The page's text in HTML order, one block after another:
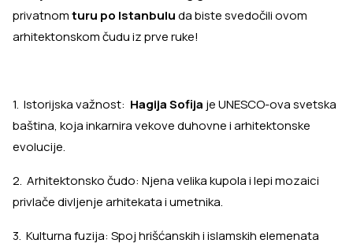
privatnomturu po Istanbuluda biste svedočili ovom
arhitektonskom čudu iz prve ruke!
1. Istorijska važnost: Hagija Sofija je UNESCO-ova svetska
baština, koja inkarnira vekove duhovne i arhitektonske
evolucije.
2. Arhitektonsko čudo: Njena velika kupola i lepi mozaici
privlače divljenje arhitekata i umetnika.
3. Kulturna fuzija: Spoj hrišćanskih i islamskih elemenata